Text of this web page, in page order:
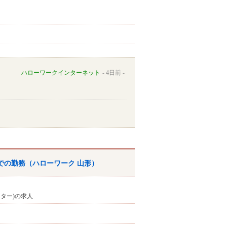
ハローワークインターネット 4日前
勤務（ハローワーク 山形）
ー)の求人